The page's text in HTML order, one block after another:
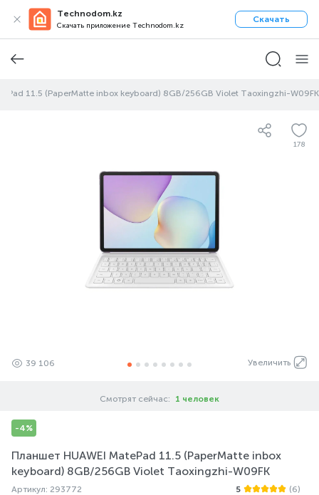
Technodom.kz
Скачать приложение Technodom.kz
Скачать
11.5 (PaperMatte inbox keyboard) 8GB/256GB Violet Taoxingzhi-W09FK
178
Увеличить
39 106
Смотрят сейчас: 1 человек
-4%
Планшет HUAWEI MatePad 11.5 (PaperMatte inbox
keyboard) 8GB/256GB Violet Taoxingzhi-W09FK
Артикул: 293772 5 (6)